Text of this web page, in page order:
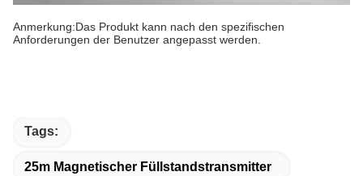
Anmerkung:Das Produkt kann nach den spezifischen
Anforderungen der Benutzer angepasst werden.
Tags:
25m Magnetischer Füllstandstransmitter